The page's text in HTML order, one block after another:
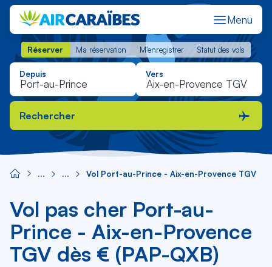
Menu
Réserver Ma réservation M'enregistrer Statut des vols
Réserver Ma réservation M'enregistrer Statut des vols
Depuis Vers
Rechercher
Vol Port-au-Prince - Aix-en-Provence TGV
Vol pas cher Port-au-
Prince - Aix-en-Provence
TGV dès € (PAP-QXB)